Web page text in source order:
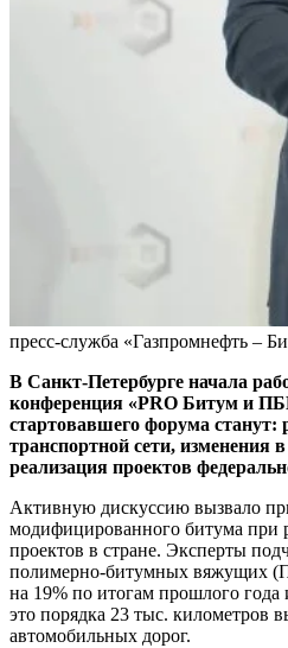
пресс-служба «Газпромнефть –
В Санкт-Петербурге начала
конференция «PRO Битум и
стартовавшего форума станут:
транспортной сети,
реализация проектов
Активную дискуссию вызвало
модифицированного битума при
проектов в стране. Эксперты
полимерно-битумных вяжущих
на 19% по итогам прошлого
это порядка 23 тыс. километров
автомобильных дорог.